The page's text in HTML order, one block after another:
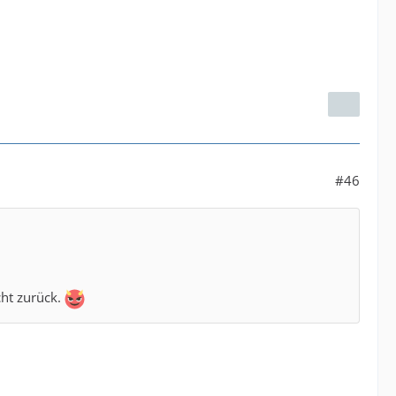
#46
zurück.